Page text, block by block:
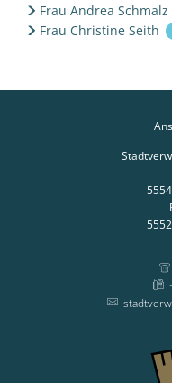
Frau Andrea Schmalz
Frau Christine Seith